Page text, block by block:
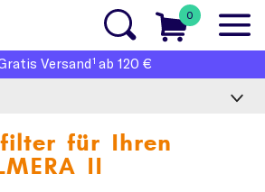
0
Versand1 ab 120 €
für Ihren
II